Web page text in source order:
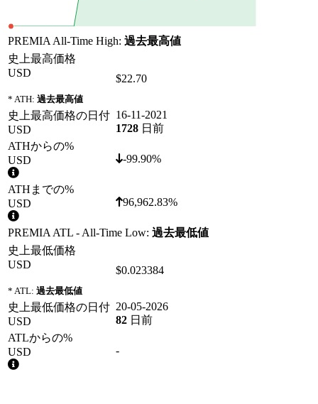
PREMIA All-Time High: 過去最高値
史上最高価格
USD
* ATH: 過去最高値
$22.70
史上最高価格の日付
USD
16-11-2021
1728 日前
ATHからの%
USD
-99.90%
ATHまでの%
USD
96,962.83%
PREMIA ATL - All-Time Low: 過去最低値
史上最低価格
USD
* ATL: 過去最低値
$0.023384
史上最低価格の日付
USD
20-05-2026
82 日前
ATLからの%
USD
-